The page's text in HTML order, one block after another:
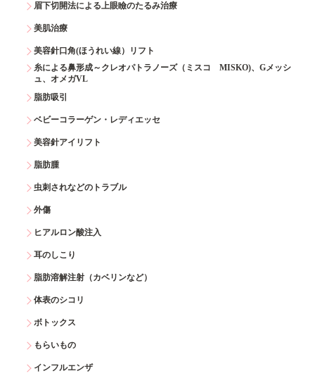
眉下切開法による上眼瞼のたるみ治療
美肌治療
美容針口角(ほうれい線）リフト
糸による鼻形成～クレオパトラノーズ（ミスコ MISKO)、Gメッシ
ュ、オメガVL
脂肪吸引
ベビーコラーゲン・レディエッセ
美容針アイリフト
脂肪腫
虫刺されなどのトラブル
外傷
ヒアルロン酸注入
耳のしこり
脂肪溶解注射（カベリンなど）
体表のシコリ
ボトックス
もらいもの
インフルエンザ